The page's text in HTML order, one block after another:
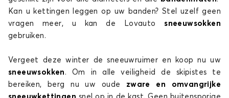
Kan u kettingen leggen op uw banden? Stel uzelf geen
vragen meer, u kan de Lovauto
sneeuwsokken
gebruiken.
Vergeet deze winter de sneeuwruimer en koop nu uw
sneeuwsokken . Om in alle veiligheid de skipistes te
bereiken, berg nu uw oude zware en omvangrijke